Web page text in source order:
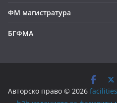
ФМ магистратура
БГФМА
Авторско право © 2026